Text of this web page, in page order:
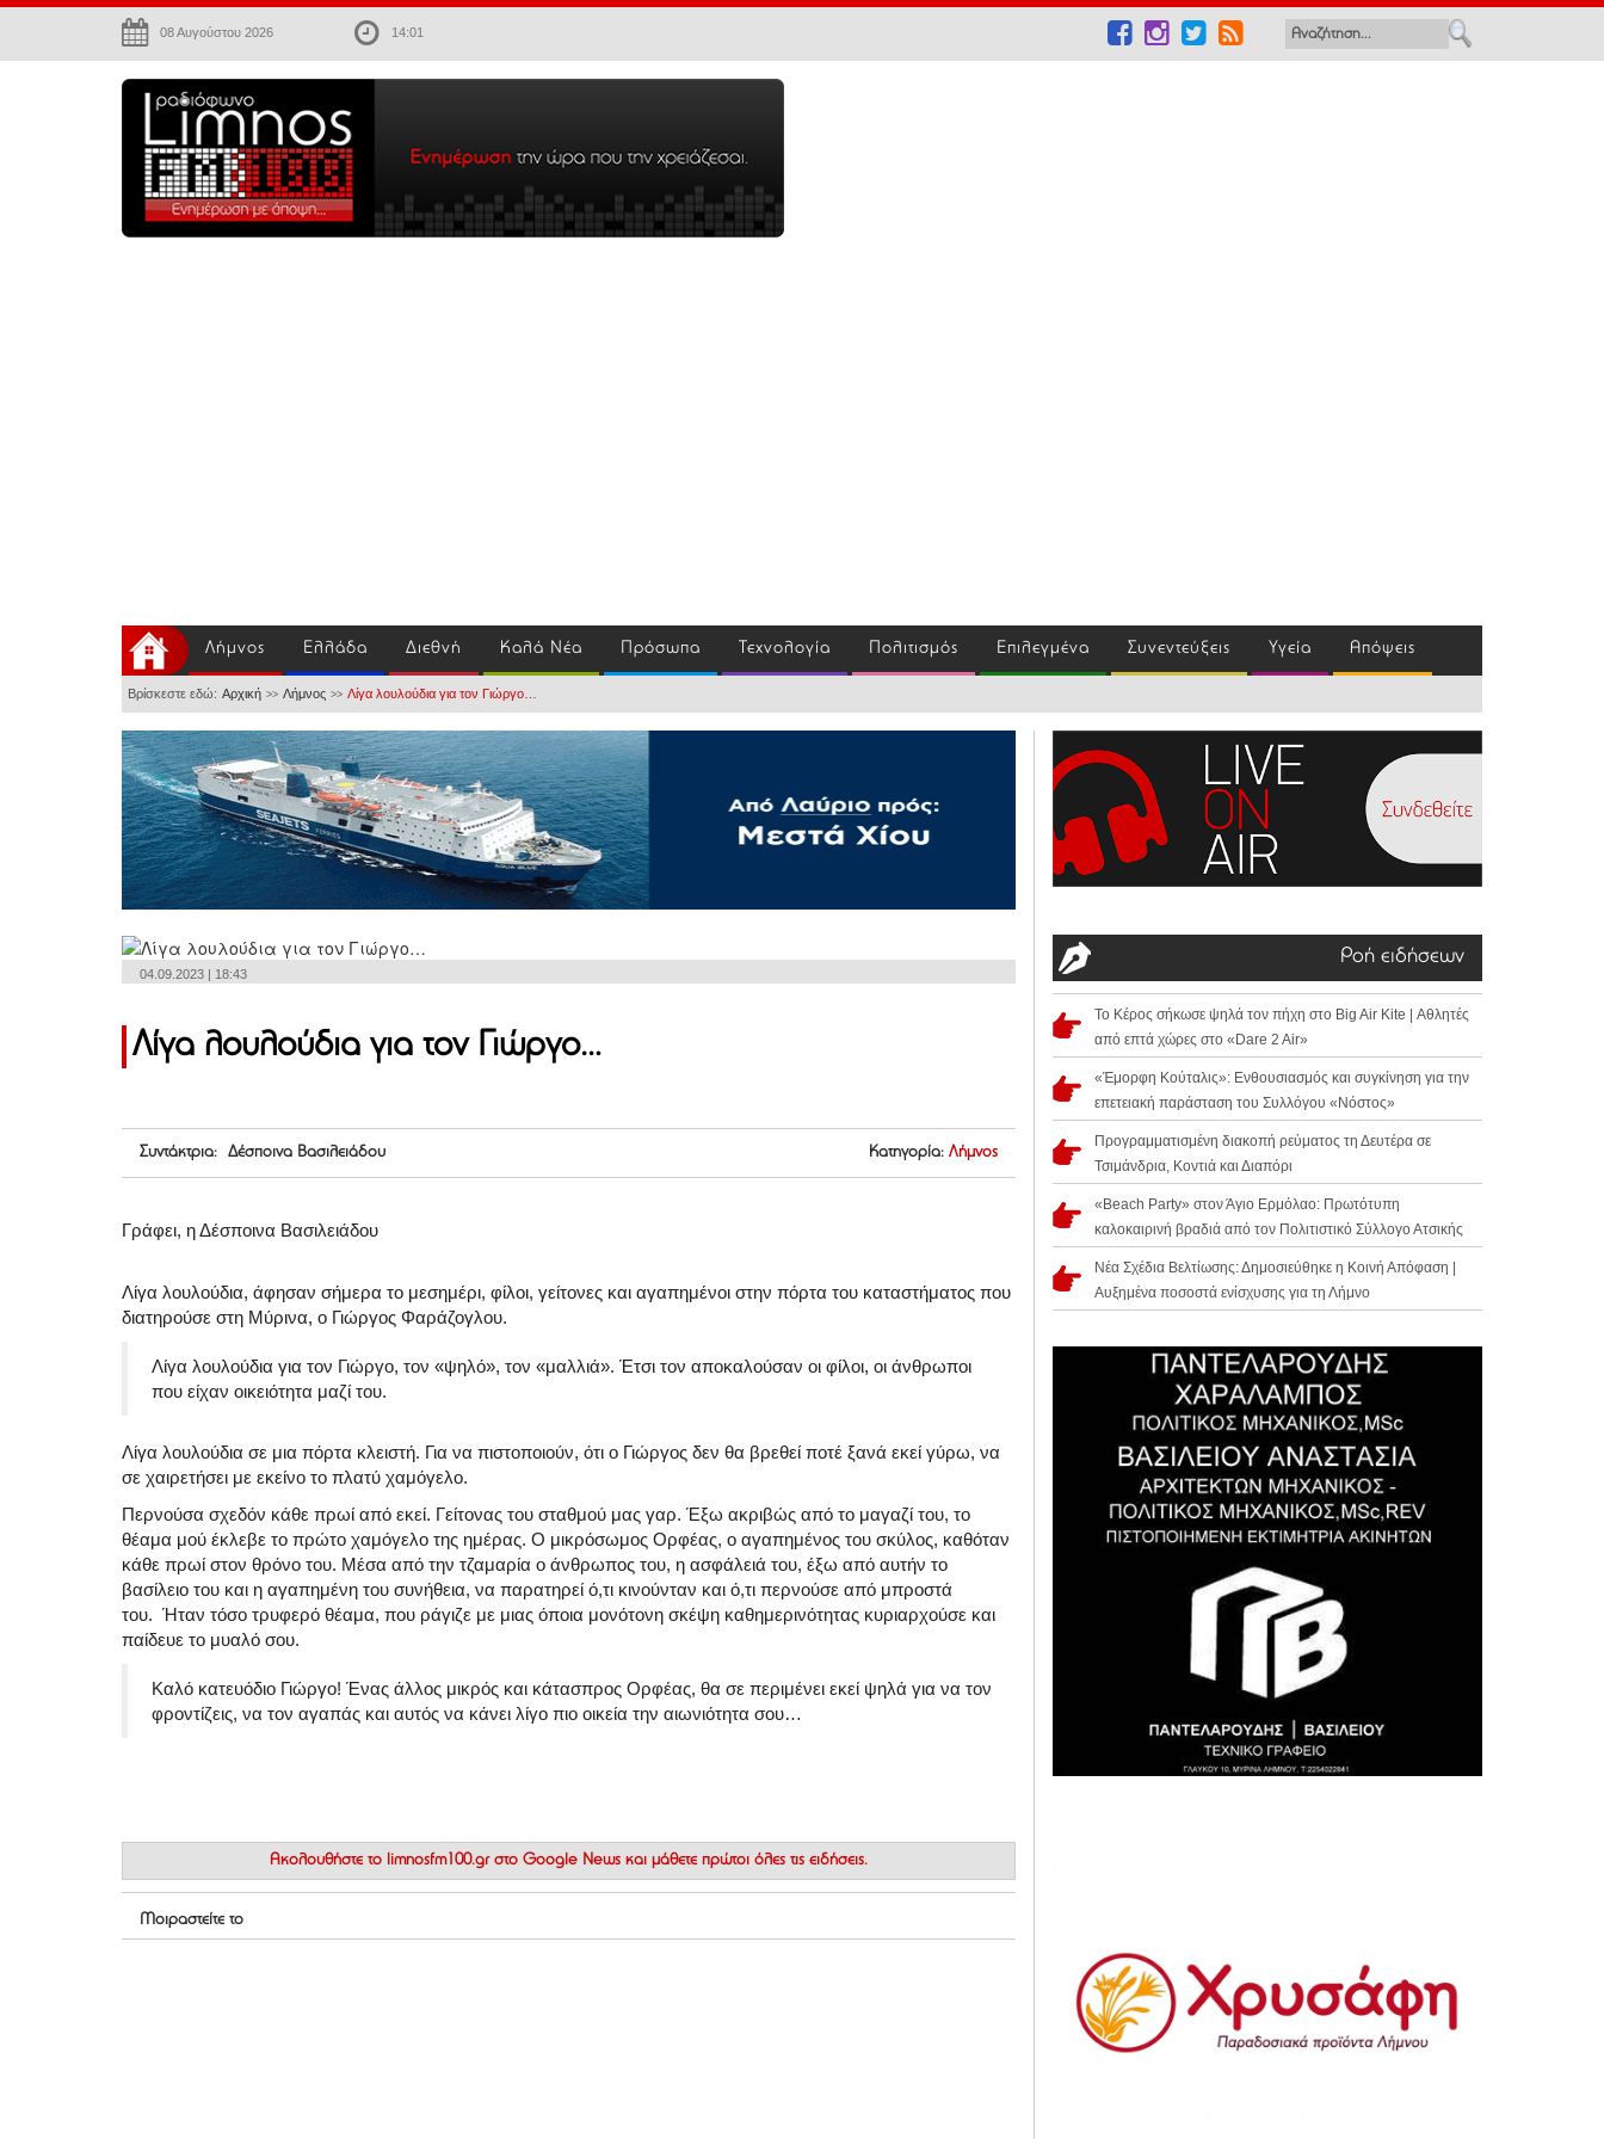
08 Αυγούστου 2026 14:01
Λήμνος Ελλάδα Διεθνή Καλά Νέα Πρόσωπα Τεχνολογία Πολιτισμός Επιλεγμένα Συνεντεύξεις Υγεία Απόψεις
Βρίσκεστε εδώ: Αρχική >> Λήμνος >> Λίγα λουλούδια για τον Γιώργο…
04.09.2023 | 18:43
Λίγα λουλούδια για τον Γιώργο…
Συντάκτρια: Δέσποινα Βασιλειάδου Κατηγορία: Λήμνος
Γράφει, η Δέσποινα Βασιλειάδου
Λίγα λουλούδια, άφησαν σήμερα το μεσημέρι, φίλοι, γείτονες και αγαπημένοι στην πόρτα του καταστήματος που
διατηρούσε στη Μύρινα, ο Γιώργος Φαράζογλου.
Λίγα λουλούδια για τον Γιώργο, τον «ψηλό», τον «μαλλιά». Έτσι τον αποκαλούσαν οι φίλοι, οι άνθρωποι
που είχαν οικειότητα μαζί του.
Λίγα λουλούδια σε μια πόρτα κλειστή. Για να πιστοποιούν, ότι ο Γιώργος δεν θα βρεθεί ποτέ ξανά εκεί γύρω, να
σε χαιρετήσει με εκείνο το πλατύ χαμόγελο.
Περνούσα σχεδόν κάθε πρωί από εκεί. Γείτονας του σταθμού μας γαρ. Έξω ακριβώς από το μαγαζί του, το
θέαμα μού έκλεβε το πρώτο χαμόγελο της ημέρας. Ο μικρόσωμος Ορφέας, ο αγαπημένος του σκύλος, καθόταν
κάθε πρωί στον θρόνο του. Μέσα από την τζαμαρία ο άνθρωπος του, η ασφάλειά του, έξω από αυτήν το
βασίλειο του και η αγαπημένη του συνήθεια, να παρατηρεί ό,τι κινούνταν και ό,τι περνούσε από μπροστά
του. Ήταν τόσο τρυφερό θέαμα, που ράγιζε με μιας όποια μονότονη σκέψη καθημερινότητας κυριαρχούσε και
παίδευε το μυαλό σου.
Καλό κατευόδιο Γιώργο! Ένας άλλος μικρός και κάτασπρος Ορφέας, θα σε περιμένει εκεί ψηλά για να τον
φροντίζεις, να τον αγαπάς και αυτός να κάνει λίγο πιο οικεία την αιωνιότητα σου…
Ακολουθήστε το limnosfm100.gr στο Google News και μάθετε πρώτοι όλες τις ειδήσεις.
Μοιραστείτε το
Ροή ειδήσεων
Το Κέρος σήκωσε ψηλά τον πήχη στο Big Air Kite | Αθλητές
από επτά χώρες στο «Dare 2 Air»
«Έμορφη Κούταλις»: Ενθουσιασμός και συγκίνηση για την
επετειακή παράσταση του Συλλόγου «Νόστος»
Προγραμματισμένη διακοπή ρεύματος τη Δευτέρα σε
Τσιμάνδρια, Κοντιά και Διαπόρι
«Beach Party» στον Άγιο Ερμόλαο: Πρωτότυπη
καλοκαιρινή βραδιά από τον Πολιτιστικό Σύλλογο Ατσικής
Νέα Σχέδια Βελτίωσης: Δημοσιεύθηκε η Κοινή Απόφαση |
Αυξημένα ποσοστά ενίσχυσης για τη Λήμνο